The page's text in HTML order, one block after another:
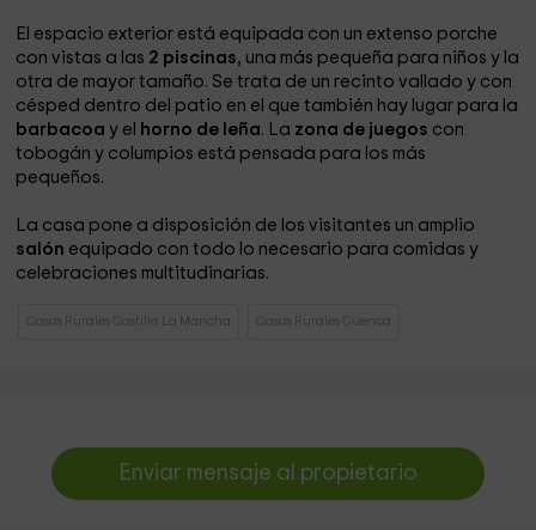
El espacio exterior está equipada con un extenso porche
con vistas a las 2 piscinas, una más pequeña para niños y la
otra de mayor tamaño. Se trata de un recinto vallado y con
césped dentro del patio en el que también hay lugar para la
barbacoay el horno de leña. La zona de juegos con
tobogán y columpios está pensada para los más
pequeños.
La casa pone a disposición de los visitantes un amplio
salón equipado con todo lo necesario para comidas y
celebraciones multitudinarias.
Casas Rurales Castilla La Mancha Casas Rurales Cuenca
Enviar mensaje al propietario